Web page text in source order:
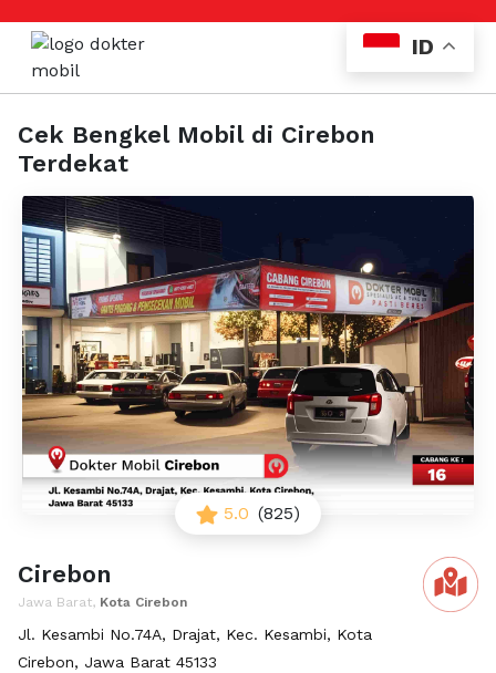
Cek Bengkel Mobil di Cirebon
Terdekat
5.0 (825)
Cirebon
Jawa Barat, Kota Cirebon
Jl. Kesambi No.74A, Drajat, Kec. Kesambi, Kota
Cirebon, Jawa Barat 45133
ID